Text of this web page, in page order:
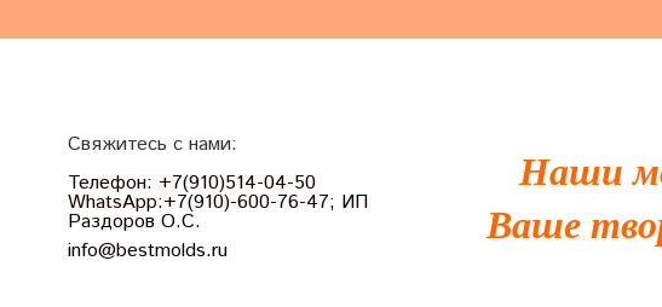
Свяжитесь с нами:
Телефон: +7(910)514-04-50
WhatsApp:+7(910)-600-76-47; ИП
Раздоров О.С.
info@bestmolds.ru
Наши
Ваше